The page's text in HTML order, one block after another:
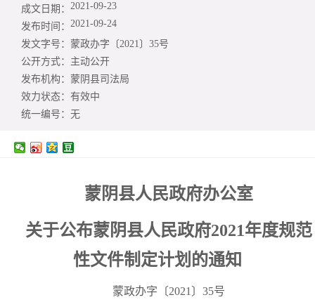
成文日期： 2021-09-23
发布时间： 2021-09-24
发文字号： 蒙政办字〔2021〕35号
公开方式： 主动公开
发布机构： 蒙阴县司法局
效力状态： 有效中
统一编号： 无
蒙阴县人民政府办公室
关于公布蒙阴县人民政府2021年度规范
性文件制定计划的通知
蒙政办字〔2021〕35号